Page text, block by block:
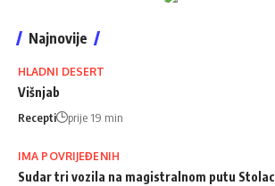
Najnovije
HLADNI DESERT
Višnjab
Recepti prije 19 min
IMA POVRIJEĐENIH
Sudar tri vozila na magistralnom putu Stolac